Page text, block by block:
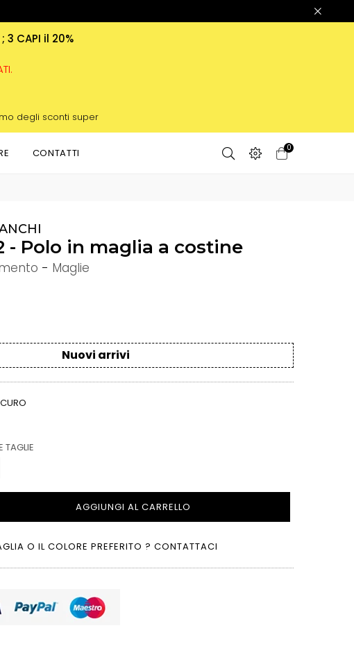
3 CAPI il 20%
degli sconti super
CONTATTI 0
- Polo in maglia a costine
- Maglie
Nuovi arrivi
TAGLIE
AGGIUNGI AL CARRELLO
O IL COLORE PREFERITO ? CONTATTACI